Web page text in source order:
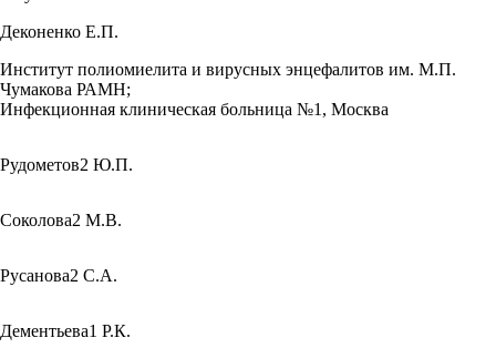
Деконенко Е.П.
Институт полиомиелита и вирусных энцефалитов им. М.П.
Чумакова РАМН;
Инфекционная клиническая больница №1, Москва
Рудометов2 Ю.П.
Соколова2 М.В.
Русанова2 С.А.
Дементьева1 Р.К.